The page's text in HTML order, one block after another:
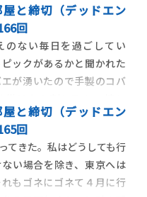
と締切（デッドエン
回
のない毎日を過ごしてい
ックがあるかと聞かれた
が湧いたので手製のコバ
だす程度には特筆するこ
今朝起きたら、トラップ
エのキャンプ地になってい
生のスパイスは、与えら
は
と締切（デッドエン
回
てきた。私はどうしても行
い場合を除き、東京へは
もゴネにゴネて４月に行